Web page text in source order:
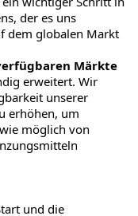
der es uns
dem globalen Markt
Märkte
erweitert. Wir
unserer
erhöhen, um
möglich von
und die